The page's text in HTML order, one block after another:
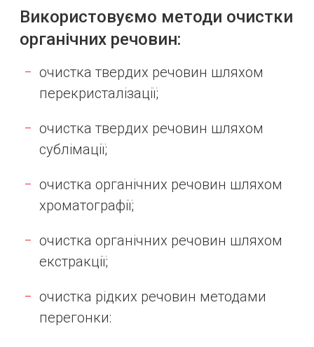
Використовуємо методи очистки
органічних речовин:
очистка твердих речовин шляхом
перекристалізації;
очистка твердих речовин шляхом
сублімації;
очистка органічних речовин шляхом
хроматографії;
очистка органічних речовин шляхом
екстракції;
очистка рідких речовин методами
перегонки: